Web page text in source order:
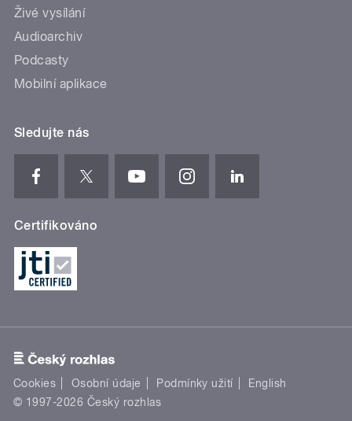
Živé vysílání
Audioarchiv
Podcasty
Mobilní aplikace
Sledujte nás
Certifikováno
Cookies Osobní údaje Podmínky užití
English
© 1997-2026 Český rozhlas